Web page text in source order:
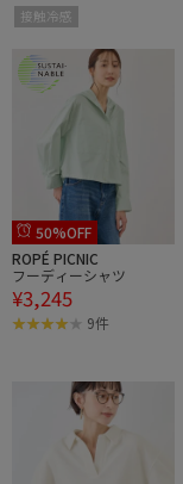
接触冷感
50%OFF
ROPÉ PICNIC
フーディーシャツ
¥3,245
9件